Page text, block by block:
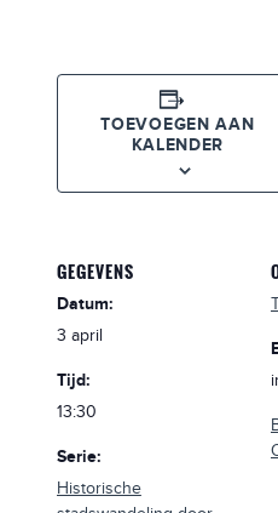
TOEVOEGEN AAN
KALENDER
GEGEVENS
Datum:
3 april
Tijd:
13:30
Serie:
Historische